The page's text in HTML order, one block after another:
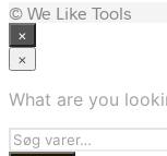
© We Like Tools
×
×
What are you